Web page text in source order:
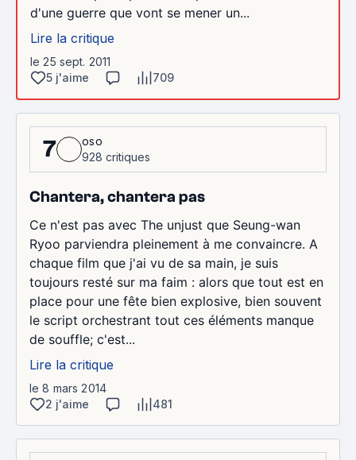
d'une guerre que vont se mener un...
Lire la critique
le 25 sept. 2011
5 j'aime
709
7
oso
928 critiques
Chantera, chantera pas
Ce n'est pas avec The unjust que Seung-wan
Ryoo parviendra pleinement à me convaincre. A
chaque film que j'ai vu de sa main, je suis
toujours resté sur ma faim : alors que tout est en
place pour une fête bien explosive, bien souvent
le script orchestrant tout ces éléments manque
de souffle; c'est...
Lire la critique
le 8 mars 2014
2 j'aime
481